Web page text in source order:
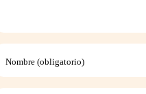
Nombre (obligatorio)